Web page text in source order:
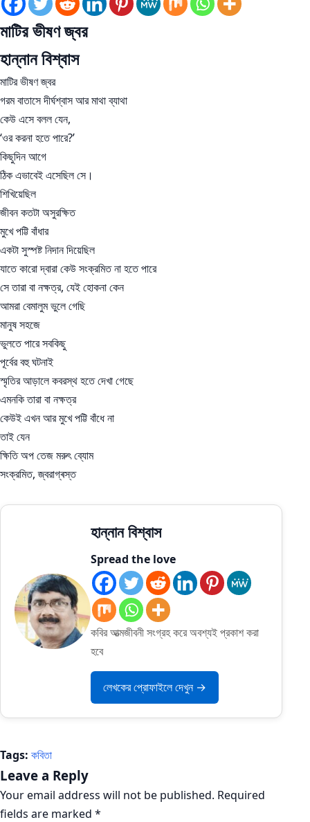
মাটির ভীষণ জ্বর
হান্নান বিশ্বাস
মাটির ভীষণ জ্বর
গরম বাতাসে দীর্ঘশ্বাস আর মাথা ব্যাথা
কেউ এসে বলল যেন,
‘ওর করনা হতে পারে?’
কিছুদিন আগে
ঠিক এভাবেই এসেছিল সে।
শিখিয়েছিল
জীবন কতটা অসুরক্ষিত
মুখে পট্টি বাঁধার
একটা সুস্পষ্ট নিদান দিয়েছিল
যাতে কারো দ্বারা কেউ সংক্রমিত না হতে পারে
সে তারা বা নক্ষত্র, যেই হোকনা কেন
আমরা বেমালুম ভুলে গেছি
মানুষ সহজে
ভুলতে পারে সবকিছু
পূর্বের বহু ঘটনাই
স্মৃতির আড়ালে কবরস্থ হতে দেখা গেছে
এমনকি তারা বা নক্ষত্র
কেউই এখন আর মুখে পট্টি বাঁধে না
তাই যেন
ক্ষিতি অপ তেজ মরুৎ ব্যোম
সংক্রমিত, জ্বরাগ্ৰস্ত
হান্নান বিশ্বাস
Spread the love
কবির আত্মজীবনী সংগ্রহ করে অবশ্যই প্রকাশ করা
হবে
লেখকের প্রোফাইলে দেখুন →
Tags: কবিতা
Leave a Reply
Your email address will not be published. Required
fields are marked *